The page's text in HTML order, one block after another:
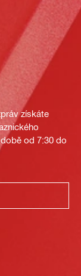
získáte
od 7:30 do